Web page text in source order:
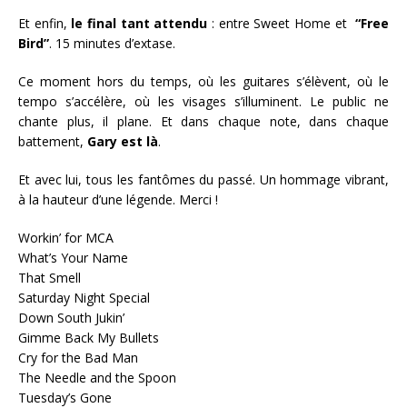
Et enfin, le final tant attendu : entre Sweet Home et“Free
Bird”. 15 minutes d’extase.
Ce moment hors du temps, où les guitares s’élèvent, où le
tempo s’accélère, où les visages s’illuminent. Le public ne
chante plus, il plane. Et dans chaque note, dans chaque
battement, Gary est là.
Et avec lui, tous les fantômes du passé. Un hommage vibrant,
à la hauteur d’une légende. Merci !
Workin’ for MCA
What’s Your Name
That Smell
Saturday Night Special
Down South Jukin’
Gimme Back My Bullets
Cry for the Bad Man
The Needle and the Spoon
Tuesday’s Gone